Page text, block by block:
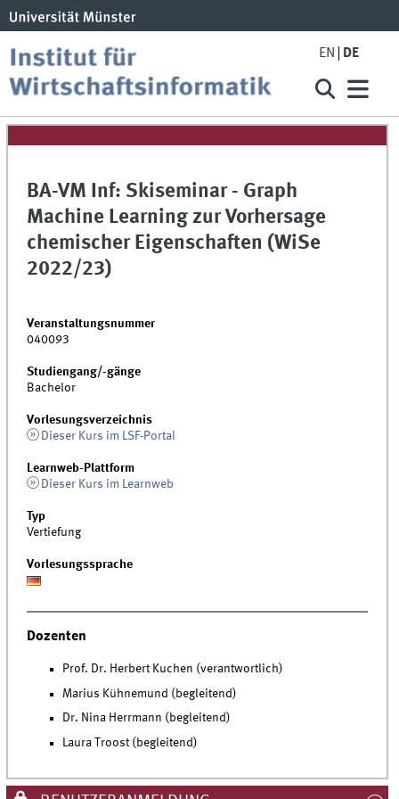
EN DE
BA-VM Inf: Skiseminar - Graph
Machine Learning zur Vorhersage
chemischer Eigenschaften (WiSe
2022/23)
Veranstaltungsnummer
040093
Studiengang/-gänge
Bachelor
Vorlesungsverzeichnis
Dieser Kurs im LSF-Portal
Learnweb-Plattform
Dieser Kurs im Learnweb
Typ
Vertiefung
Vorlesungssprache
Dozenten
Prof. Dr. Herbert Kuchen (verantwortlich)
Marius Kühnemund (begleitend)
Dr. Nina Herrmann (begleitend)
Laura Troost (begleitend)